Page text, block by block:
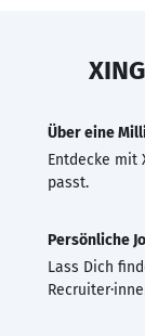
Über eine
Entdecke mit
passt.
Persönliche
Lass Dich